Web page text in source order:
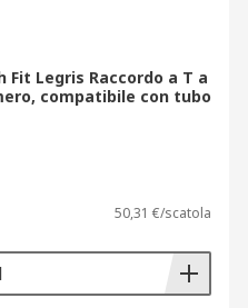
Fit Legris Raccordo a T a
compatibile con tubo
50,31 €/scatola